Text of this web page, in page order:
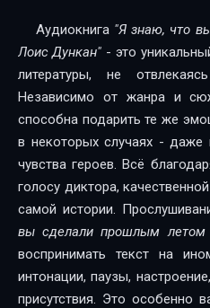
Аудиокнига "Я знаю, что
Лоис Дункан" - это
литературы, не
Независимо от жанра и
способна подарить те же
в некоторых случаях - даже
чувства героев. Всё
голосу диктора,
самой истории.
вы сделали прошлым летом
воспринимать текст на
интонации, паузы,
присутствия. Это особенно